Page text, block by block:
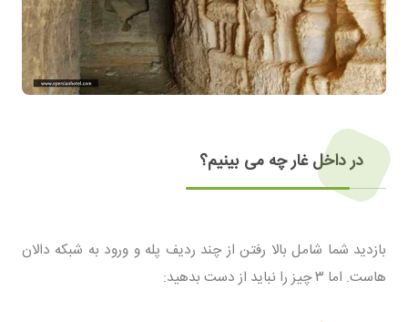
در داخل غار چه می بینیم؟
بازدید شما شامل بالا رفتن از چند ردیف پله و ورود به شبکه دالان
هاست. اما ۳ چیز را نباید از دست بدهید: